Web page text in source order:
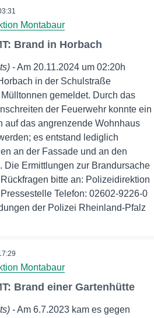
Montabaur
Brand in Horbach
- Am 20.11.2024 um 02:20h
in der Schulstraße
gemeldet. Durch das
der Feuerwehr konnte ein
auf das angrenzende Wohnhaus
es entstand lediglich
an der Fassade und an den
Die Ermittlungen zur Brandursache
bitte an: Polizeidirektion
Telefon: 02602-9226-0
der Polizei Rheinland-Pfalz
Montabaur
Brand einer Gartenhütte
- Am 6.7.2023 kam es gegen